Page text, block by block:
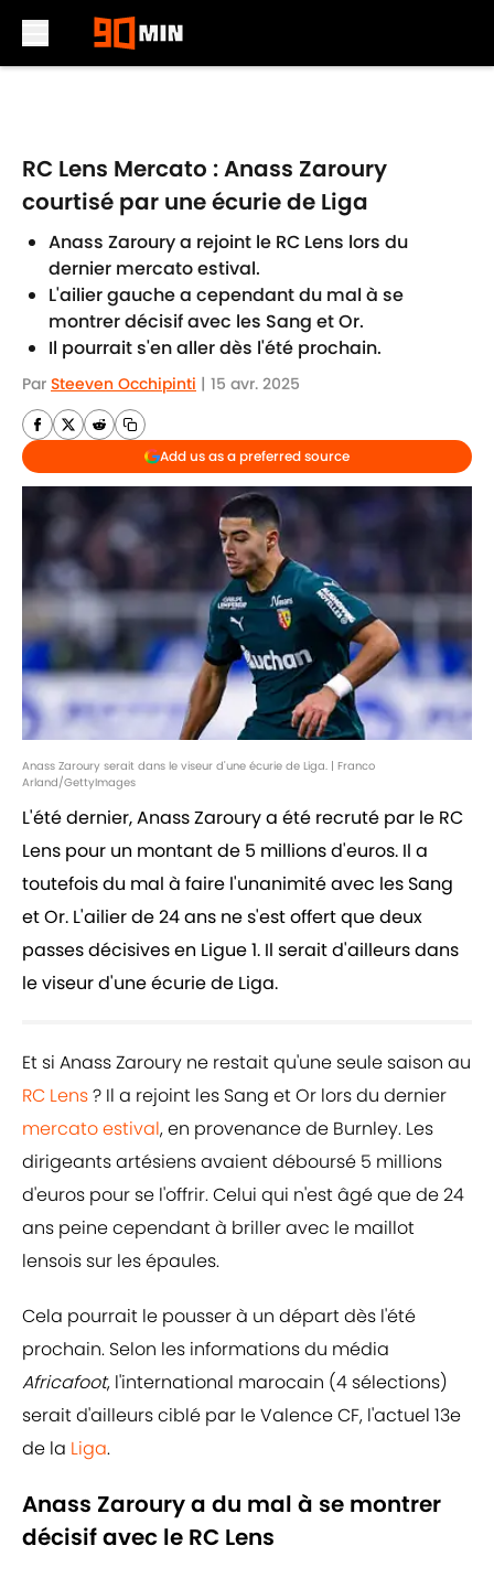
RC Lens Mercato : Anass Zaroury
courtisé par une écurie de Liga
Anass Zaroury a rejoint le RC Lens lors du
dernier mercato estival.
L'ailier gauche a cependant du mal à se
montrer décisif avec les Sang et Or.
Il pourrait s'en aller dès l'été prochain.
Par Steeven Occhipinti | 15 avr. 2025
Add us as a preferred source
Anass Zaroury serait dans le viseur d'une écurie de Liga. | Franco
Arland/GettyImages
L'été dernier, Anass Zaroury a été recruté par le RC
Lens pour un montant de 5 millions d'euros. Il a
toutefois du mal à faire l'unanimité avec les Sang
et Or. L'ailier de 24 ans ne s'est offert que deux
passes décisives en Ligue 1. Il serait d'ailleurs dans
le viseur d'une écurie de Liga.
Et si Anass Zaroury ne restait qu'une seule saison au
RC Lens? Il a rejoint les Sang et Or lors du dernier
mercato estival, en provenance de Burnley. Les
dirigeants artésiens avaient déboursé 5 millions
d'euros pour se l'offrir. Celui qui n'est âgé que de 24
ans peine cependant à briller avec le maillot
lensois sur les épaules.
Cela pourrait le pousser à un départ dès l'été
prochain. Selon les informations du média
Africafoot, l'international marocain (4 sélections)
serait d'ailleurs ciblé par le Valence CF, l'actuel 13e
de la Liga.
Anass Zaroury a du mal à se montrer
décisif avec le RC Lens